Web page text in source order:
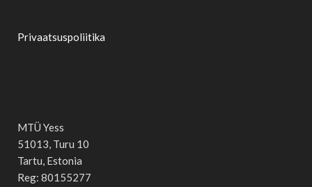
Privaatsuspoliitika
MTÜ Yess
51013, Turu 10
Tartu, Estonia
Reg: 80155277